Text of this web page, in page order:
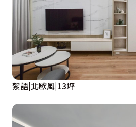
絮語|北歐風|13坪